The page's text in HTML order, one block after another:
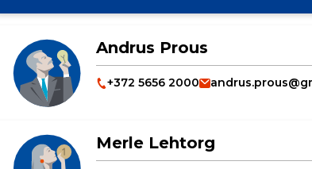
Andrus Prous
+372 5656 2000
Merle Lehtorg